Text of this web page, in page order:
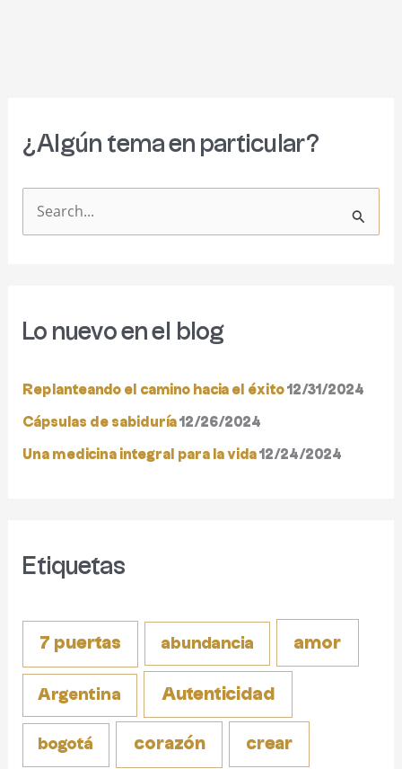
¿Algún tema en particular?
a
p
o
r
Lo nuevo en el blog
Replanteando el camino hacia el éxito 12/31/2024
Cápsulas de sabiduría 12/26/2024
Una medicina integral para la vida 12/24/2024
Etiquetas
7 puertas abundancia amor
Argentina Autenticidad
bogotá corazón crear